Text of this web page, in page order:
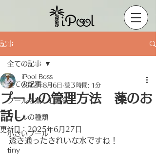
記事
全ての記事
プールを楽しむ方法
プールの種類
小さいプール
tiny
全ての記事
プールの管理方法 藻のお
話し
iPool Boss
2022年8月6日 読了時間: 1分
更新日： 2025年6月27日
透き通ったきれいな水ですね！